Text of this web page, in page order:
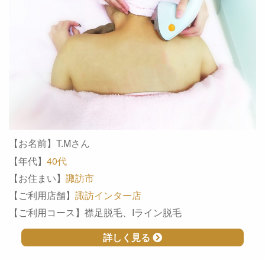
【お名前】T.Mさん
【年代】 40代
【お住まい】 諏訪市
【ご利用店舗】 諏訪インター店
【ご利用コース】襟足脱毛、Iライン脱毛
詳しく見る